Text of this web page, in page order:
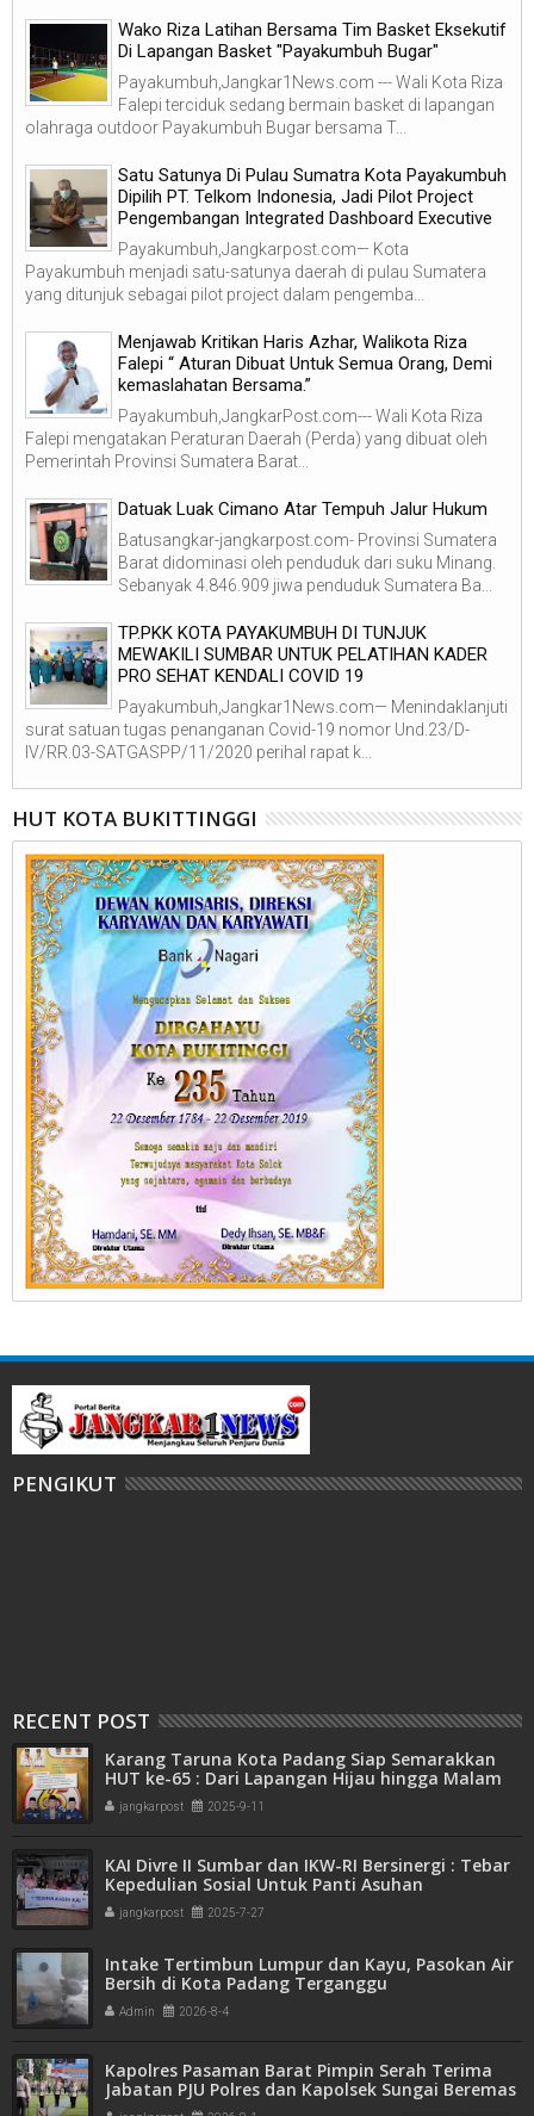
Wako Riza Latihan Bersama Tim Basket Eksekutif
Di Lapangan Basket "Payakumbuh Bugar"
Payakumbuh,Jangkar1News.com --- Wali Kota Riza
Falepi terciduk sedang bermain basket di lapangan
olahraga outdoor Payakumbuh Bugar bersama T...
Satu Satunya Di Pulau Sumatra Kota Payakumbuh
Dipilih PT. Telkom Indonesia, Jadi Pilot Project
Pengembangan Integrated Dashboard Executive
Payakumbuh,Jangkarpost.com— Kota
Payakumbuh menjadi satu-satunya daerah di pulau Sumatera
yang ditunjuk sebagai pilot project dalam pengemba...
Menjawab Kritikan Haris Azhar, Walikota Riza
Falepi “ Aturan Dibuat Untuk Semua Orang, Demi
kemaslahatan Bersama.”
Payakumbuh,JangkarPost.com--- Wali Kota Riza
Falepi mengatakan Peraturan Daerah (Perda) yang dibuat oleh
Pemerintah Provinsi Sumatera Barat...
Datuak Luak Cimano Atar Tempuh Jalur Hukum
Batusangkar-jangkarpost.com- Provinsi Sumatera
Barat didominasi oleh penduduk dari suku Minang.
Sebanyak 4.846.909 jiwa penduduk Sumatera Ba...
TP.PKK KOTA PAYAKUMBUH DI TUNJUK
MEWAKILI SUMBAR UNTUK PELATIHAN KADER
PRO SEHAT KENDALI COVID 19
Payakumbuh,Jangkar1News.com— Menindaklanjuti
surat satuan tugas penanganan Covid-19 nomor Und.23/D-
IV/RR.03-SATGASPP/11/2020 perihal rapat k...
HUT KOTA BUKITTINGGI
PENGIKUT
RECENT POST
Karang Taruna Kota Padang Siap Semarakkan
HUT ke-65 : Dari Lapangan Hijau hingga Malam
Kebersamaan
jangkarpost 2025-9-11
KAI Divre II Sumbar dan IKW-RI Bersinergi : Tebar
Kepedulian Sosial Untuk Panti Asuhan
jangkarpost 2025-7-27
Intake Tertimbun Lumpur dan Kayu, Pasokan Air
Bersih di Kota Padang Terganggu
Admin 2026-8-4
Kapolres Pasaman Barat Pimpin Serah Terima
Jabatan PJU Polres dan Kapolsek Sungai Beremas